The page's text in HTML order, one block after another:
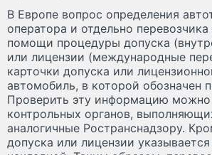
В Европе вопрос определения
оператора и отдельно
помощи процедуры допуска
или лицензии (международные
карточки допуска или
автомобиль, в которой обозначен
Проверить эту информацию можно
контрольных органов,
аналогичные Ространснадзору.
допуска или лицензии